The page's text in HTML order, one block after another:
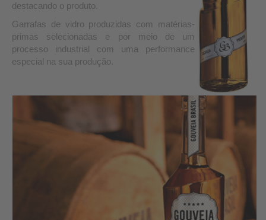
destacando o produto.
Garrafas de vidro produzidas com matérias-
primas selecionadas e por meio de um
processo industrial com uma performance
especial na sua produção.